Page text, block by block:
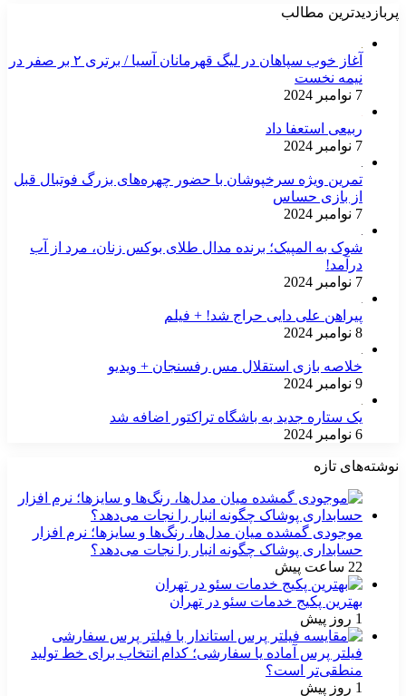
پربازدیدترین مطالب
آغاز خوب سپاهان در لیگ قهرمانان آسیا / برتری ۲ بر صفر در
نیمه نخست
7 نوامبر 2024
ربیعی استعفا داد
7 نوامبر 2024
تمرین ویژه سرخپوشان با حضور چهره‌های بزرگ فوتبال قبل
از بازی حساس
7 نوامبر 2024
شوک به المپیک؛ برنده مدال طلای بوکس زنان، مرد از آب
درآمد!
7 نوامبر 2024
پیراهن علی دایی حراج شد! + فیلم
8 نوامبر 2024
خلاصه بازی استقلال مس رفسنجان + ویدیو
9 نوامبر 2024
یک ستاره جدید به باشگاه تراکتور اضافه شد
6 نوامبر 2024
نوشته‌های تازه
موجودی گمشده میان مدل‌ها، رنگ‌ها و سایزها؛ نرم افزار
حسابداری پوشاک چگونه انبار را نجات می‌دهد؟
22 ساعت پیش
بهترین پکیج خدمات سئو در تهران
1 روز پیش
فیلتر پرس آماده یا سفارشی؛ کدام انتخاب برای خط تولید
منطقی‌تر است؟
1 روز پیش